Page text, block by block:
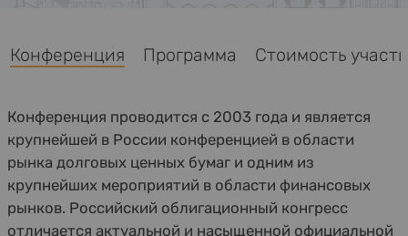
Программа Стоимость участия
Конференция проводится с 2003 года и является
крупнейшей в России конференцией в области
рынка долговых ценных бумаг и одним из
крупнейших мероприятий в области финансовых
рынков. Российский облигационный конгресс
отличается актуальной и насыщенной официальной